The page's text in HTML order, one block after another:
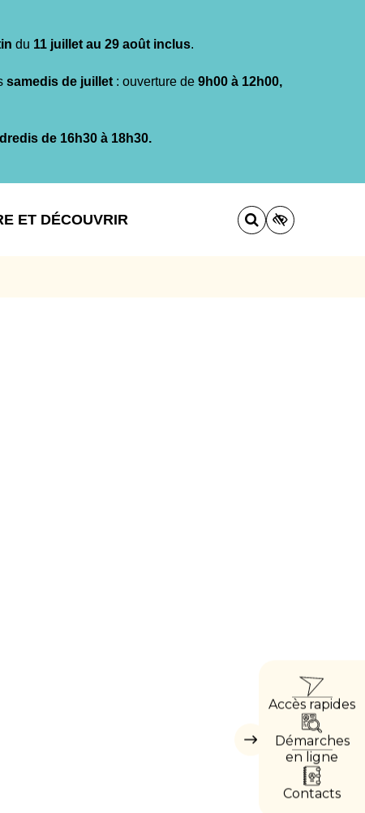
du 11 juillet au 29 août inclus.
samedis de juillet : ouverture de 9h00 à 12h00,
de 16h30 à 18h30.
ET DÉCOUVRIR
Masquer
Accès rapides
Démarches
en ligne
Contacts